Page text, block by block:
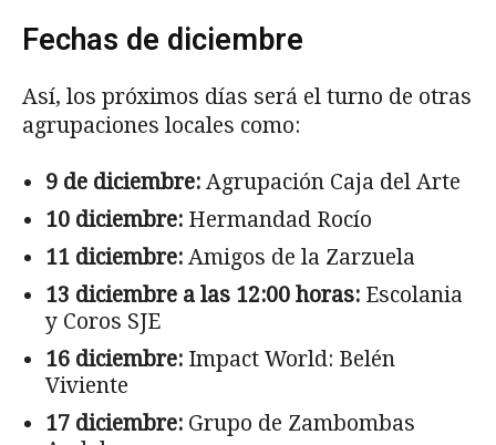
Fechas de diciembre
Así, los próximos días será el turno de otras
agrupaciones locales como:
9 de diciembre: Agrupación Caja del Arte
10 diciembre: Hermandad Rocío
11 diciembre: Amigos de la Zarzuela
13 diciembre a las 12:00 horas: Escolania
y Coros SJE
16 diciembre: Impact World: Belén
Viviente
17 diciembre: Grupo de Zambombas